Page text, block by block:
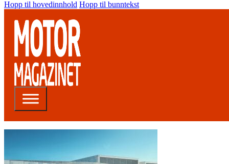
Hopp til hovedinnhold Hopp til bunntekst